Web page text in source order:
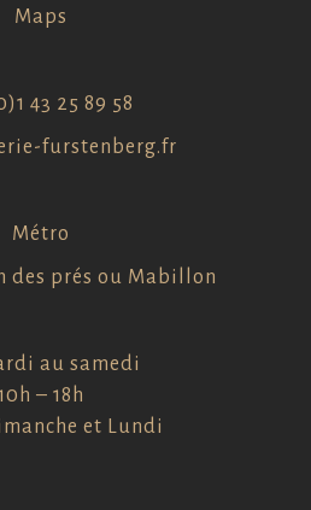
Maps
43 25 89 58
furstenberg.fr
Métro
des prés ou Mabillon
au samedi
– 18h
et Lundi